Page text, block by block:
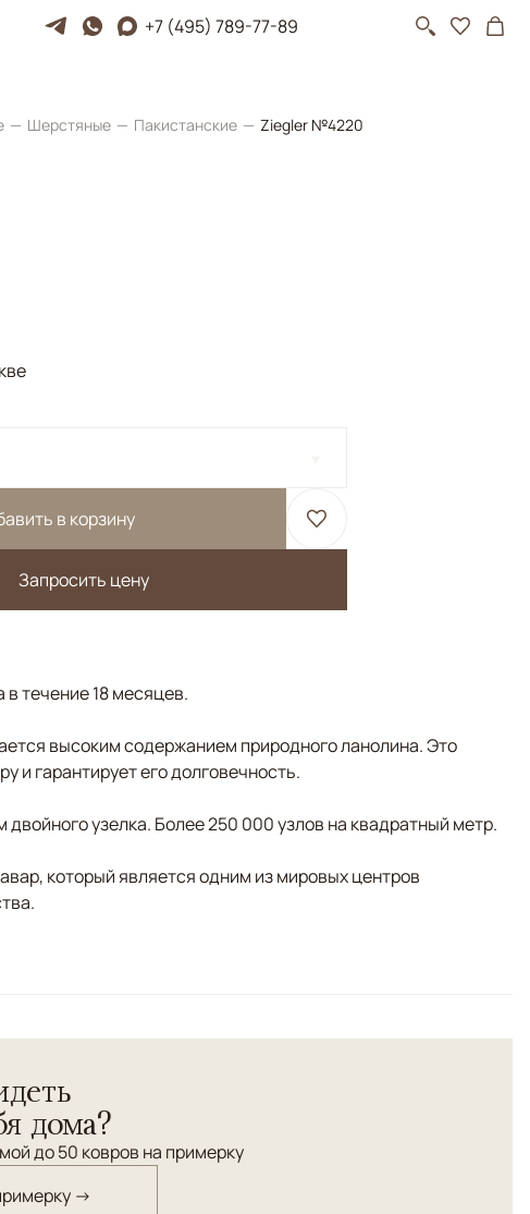
+7 (495) 789-77-89
Шерстяные Пакистанские Ziegler №4220
в корзину
Запросить цену
в течение 18 месяцев.
высоким содержанием природного ланолина. Это
и гарантирует его долговечность.
узелка. Более 250 000 узлов на квадратный метр.
который является одним из мировых центров
дома?
до 50 ковров на примерку
→